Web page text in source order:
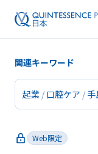
関連キーワード
起業 口腔ケア
Web限定